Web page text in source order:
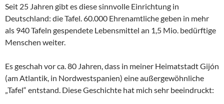
Seit 25 Jahren gibt es diese sinnvolle Einrichtung in
Deutschland: die Tafel. 60.000 Ehrenamtliche geben in mehr
als 940 Tafeln gespendete Lebensmittel an 1,5 Mio. bedürftige
Menschen weiter.
Es geschah vor ca. 80 Jahren, dass in meiner Heimatstadt Gijón
(am Atlantik, in Nordwestspanien) eine außergewöhnliche
„Tafel“ entstand. Diese Geschichte hat mich sehr beeindruckt: